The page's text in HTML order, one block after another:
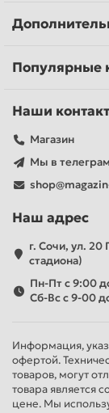
Популярные
Наши
Магазин
Мы в телеграм
Наш адрес
г. Сочи, ул. 20
стадиона)
Пн-Пт с 9:00
Сб-Вс с 9-00
Информация,
офертой.
товаров, могут
товара является
цене. Мы